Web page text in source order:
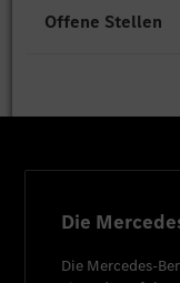
Offene Stellen
Die
Die Mercedes-